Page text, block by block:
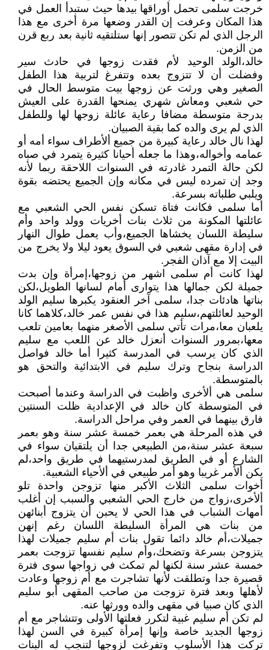
خرجت سلمى تحمل أوراقها بيدها حيث ستبدأ العمل في
هذا المكان وعرفت إن القدر وضعها مرة أخرى مع هذا
الرجل الذي لم تكن تتصور إنها ستلتقيه ثانية بعد ربع قرن
من الزمن.
خالد،الولد الوحيد لأم فقدت زوجها في حادث سير
وفضلت أن لا تتزوج بعده وتتفرغ لتربية هذا الطفل
الصغير وهي ورثت عن زوجها بيت متوسط الحال في
حي شعبي ومعاش شهري يمنحها القدرة على العيش
بدرجة متوسطة مضافا رعاية عائلة زوجها لها وللطفل
الذي لم يرى والده كما بقية الصبيان.
لهذا نال خالد رعاية كبيرة من جميع ألأطراف سواء أمه أو
عمامه وأخواله،وهذا ما جعله أحيانا كثيرة يتمرد في صباه
لكن حالة التمرد غادرته في السنوات اللاحقة ربما لأنه
وجد إن تمرده ليس في مكانه وإن الجميع يحتضه بقوة
ويلبي طلباته بسرعة.
أما سلمى فكانت فتاة تسكن نفس الحي الشعبي مع
عائلتها المكونة من ثلاث بنات أخريات وولد واحد وأم
سليطة اللسان يخشاها الجميع،وأب يعمل طوال النهار
في إدارة مقهى شعبي في السوق يعود ليلا ولا يخرج من
البيت إلا مع آذان الفجر.
لهذا كانت أم سلمى اشهر من زوجها،إمرأة وإن بدت
جميلة لكن جمالها هذا يتوارى أمام لسانها الطويل،لكن
بناتها هادئات جدا، سلمى آخر العنقود يكبرها سليم الولد
الوحيد لعائلتهم،سليم هذا في نفس عمر خالد،كلاهما كانا
يلعبان معا،مرات تأتي سلمى الأصغر منهما بعامين تلعب
معها،بمرور السنوات أنعزل خالد عن اللعب مع سليم
الذي كان يرسب في المدرسة كثيرا أما خالد فواصل
الدراسة بنجاح وترك سليم في الابتدائية والتحق هو
بالمتوسطة.
سلمى هي ألأخرى واظبت في الدراسة وعندما أصبحت
في المتوسطة كان خالد في الإعدادية ظلت السنتين
فارق بينهما في العمر وفي مراحل الدراسة.
في هذه المرحلة هي بعمر خمسة عشر سنة وهو بعمر
سبعة عشر سنة،من الطبيعي جدا أن يلتقيان سواء في
الشارع أو في الطريق لمدرستيهما في طريق واحد،لم
يكن ألأمر غريبا وهو أمر طبيعي في ألأحياء الشعبية.
أخوات سلمى الثلاث الأكبر منها تزوجن واحدة تلو
ألأخرى،زواج من خارج الحي الشعبي والسبب إن أغلب
أمهات الشباب في هذا الحي لا يحبن أن يتزوج أبنائهن
من بنات هي المرأة السليطة اللسان رغم إنهن
جميلات،أم خالد دائما تقول بنات أم سليم جميلات لهذا
يتزوجن بسرعة وتضحك،وأم سليم نفسها تزوجت بعمر
خمسة عشر سنة لكنها لم تمكث في زواجها سوى فترة
قصيرة جدا وتطلقت لأنها تشاجرت مع أم زوجها وعادت
لأهلها وبعد فترة تزوجت من صاحب المقهى أبو سليم
الذي كان صبيا في مقهى والده وورثها عنه.
لم تكن أم سليم غبية لتكرر فعلتها الأولى وتتشاجر مع أم
زوجها الجديد خاصة وإنها إمرأة كبيرة في السن لهذا
تركت هذا الأسلوب وتفرغت لزوجها لتنجب له البنات